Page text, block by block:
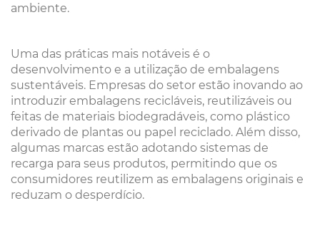
ambiente.
Uma das práticas mais notáveis é o
desenvolvimento e a utilização de embalagens
sustentáveis. Empresas do setor estão inovando ao
introduzir embalagens recicláveis, reutilizáveis ou
feitas de materiais biodegradáveis, como plástico
derivado de plantas ou papel reciclado. Além disso,
algumas marcas estão adotando sistemas de
recarga para seus produtos, permitindo que os
consumidores reutilizem as embalagens originais e
reduzam o desperdício.